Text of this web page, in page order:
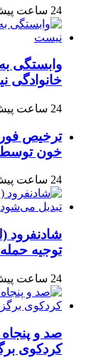
24 ساعت پیش
وابستگی
خانوادگی
24 ساعت پیش
ترخیص
خون توسط
24 ساعت پیش
شادنفرود
توجیه
24 ساعت پیش
صد و
کردکوی